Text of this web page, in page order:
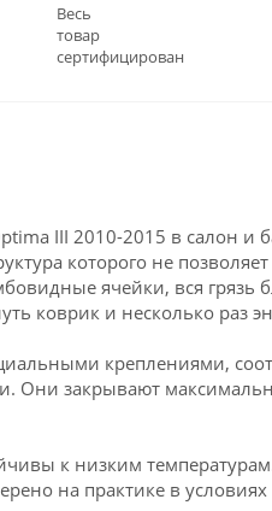
Весь
товар
сертифицирован
III 2010-2015 в салон и
которого не
ячейки, вся грязь
коврик и несколько раз
креплениями,
Они закрывают
к низким
на практике в